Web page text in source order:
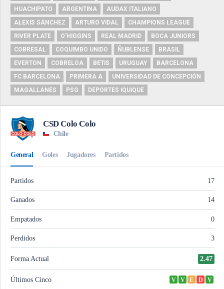
HUACHIPATO
ARGENTINA
AUDAX ITALIANO
ALEXIS SÁNCHEZ
ARTURO VIDAL
CHAMPIONS LEAGUE
RIVER PLATE
O'HIGGINS REAL MADRID
BOCA JUNIORS
COBRESAL
COQUIMBO UNIDO ÑUBLENSE
BRASIL
EVERTON
COBRELOA BETIS URUGUAY
BARCELONA
FC BARCELONA
PRIMERA A
UNIVERSIDAD DE CONCEPCIÓN
MAGALLANES
PSG DEPORTES IQUIQUE